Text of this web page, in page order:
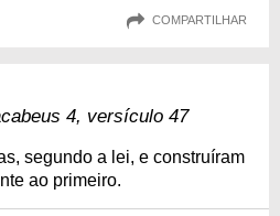
COMPARTILHAR
4, versículo 47
segundo a lei, e construíram
ao primeiro.